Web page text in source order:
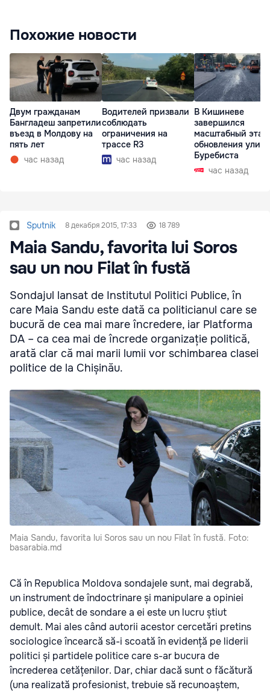
Похожие новости
Двум гражданам
Бангладеш запретили
въезд в Молдову на
пять лет
час назад
Водителей призвали
соблюдать
ограничения на
трассе R3
час назад
В Кишиневе
завершился
масштабный этап
обновления
Буребиста
час назад
Sputnik 8 декабря 2015, 17:33 18 789
Maia Sandu, favorita lui Soros
sau un nou Filat în fustă
Sondajul lansat de Institutul Politici Publice, în
care Maia Sandu este dată ca politicianul care se
bucură de cea mai mare încredere, iar Platforma
DA – ca cea mai de încrede organizație politică,
arată clar că mai marii lumii vor schimbarea clasei
politice de la Chișinău.
Maia Sandu, favorita lui Soros sau un nou Filat în fustă. Foto:
basarabia.md
Că în Republica Moldova sondajele sunt, mai degrabă,
un instrument de îndoctrinare și manipulare a opiniei
publice, decât de sondare a ei este un lucru știut
demult. Mai ales când autorii acestor cercetări pretins
sociologice încearcă să-i scoată în evidență pe liderii
politici și partidele politice care s-ar bucura de
încrederea cetățenilor. Dar, chiar dacă sunt o făcătură
(una realizată profesionist, trebuie să recunoaștem,